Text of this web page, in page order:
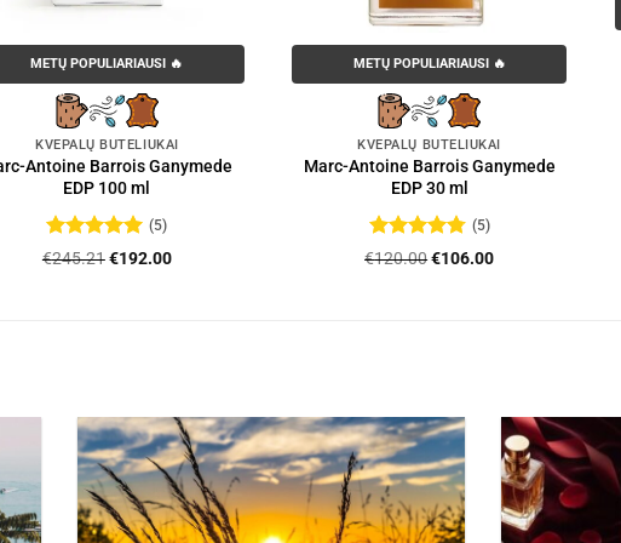
METŲ POPULIARIAUSI 🔥
KVEPALŲ BUTELIUKAI
Antoine Barrois Ganymede
EDP 100 ml
Įvertinimas:
(5)
€245.21Original
€192.00Current
METŲ POPULIARIAUSI 🔥
KVEPALŲ BUTELIUKAI
Marc-Antoine Barrois Ganymede
EDP 30 ml
Įvertinimas:
(5)
€120.00Original
€106.00Current